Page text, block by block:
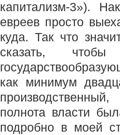
капитализм-3»).
евреев просто
куда. Так что
сказать,
как минимум
полнота власти
подробно в моей